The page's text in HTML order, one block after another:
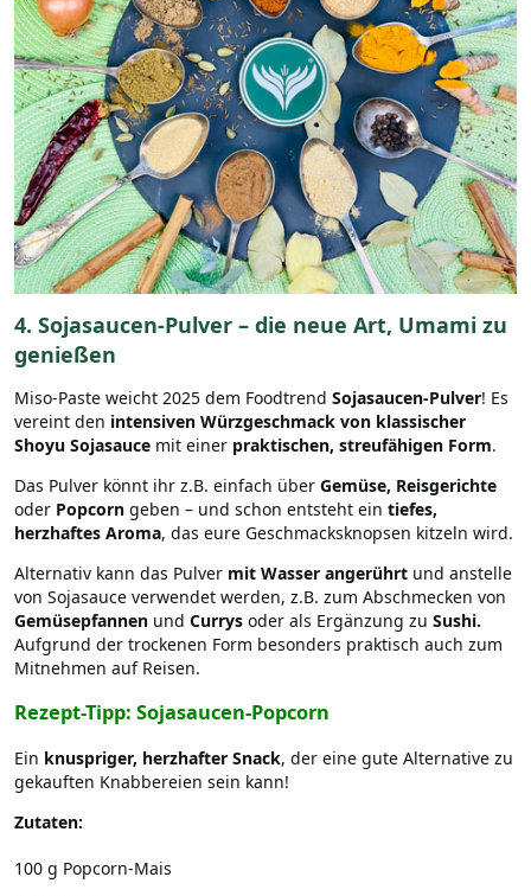
4. Sojasaucen-Pulver – die neue Art, Umami zu
genießen
Miso-Paste weicht 2025 dem Foodtrend Sojasaucen-Pulver! Es
vereint den intensiven Würzgeschmack von klassischer
Shoyu Sojasauce mit einer praktischen, streufähigen Form.
Das Pulver könnt ihr z.B. einfach über Gemüse, Reisgerichte
oder Popcorn geben – und schon entsteht ein tiefes,
herzhaftes Aroma, das eure Geschmacksknopsen kitzeln wird.
Alternativ kann das Pulver mit Wasser angerührt und anstelle
von Sojasauce verwendet werden, z.B. zum Abschmecken von
Gemüsepfannen und Currys oder als Ergänzung zu Sushi.
Aufgrund der trockenen Form besonders praktisch auch zum
Mitnehmen auf Reisen.
Rezept-Tipp: Sojasaucen-Popcorn
Ein knuspriger, herzhafter Snack, der eine gute Alternative zu
gekauften Knabbereien sein kann!
Zutaten:
100 g Popcorn-Mais